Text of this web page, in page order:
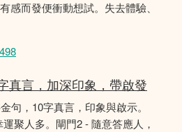
感而發便衝動想試。失去體驗、
真言，加深印象，帶啟發
句，10字真言，印象與啟示。
聚人多。閘門2 - 隨意答應人，